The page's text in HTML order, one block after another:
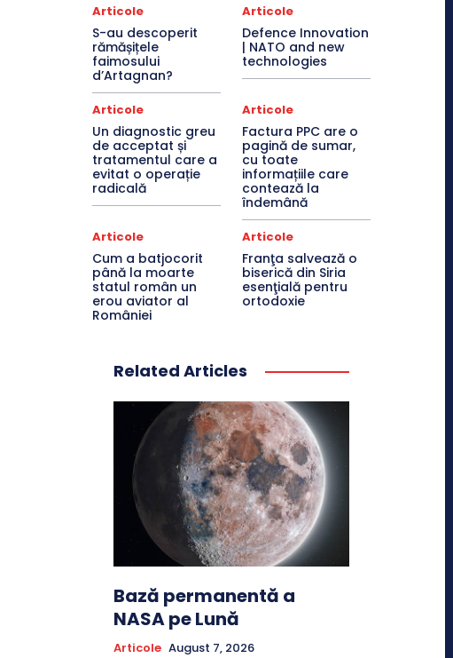
Articole
S-au descoperit
rămășițele
faimosului
d’Artagnan?
Articole
Defence Innovation
| NATO and new
technologies
Articole
Un diagnostic greu
de acceptat și
tratamentul care a
evitat o operație
radicală
Articole
Factura PPC are o
pagină de sumar,
cu toate
informațiile care
contează la
îndemână
Articole
Cum a batjocorit
până la moarte
statul român un
erou aviator al
României
Articole
Franţa salvează o
biserică din Siria
esenţială pentru
ortodoxie
Related Articles
Bază permanentă a
NASA pe Lună
Articole August 7, 2026